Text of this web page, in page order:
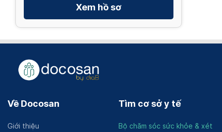
Xem hồ sơ
Về Docosan
Giới thiệu
Tìm cơ sở y tế
Bộ chăm sóc sức khỏe & xét